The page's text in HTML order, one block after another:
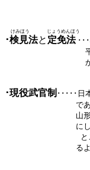
･検見法
けみほう
と 定免法
じょうめんほう
･･･
平
か
･現役武官制 ･････ 日
であ
山形
にし
とこ
るよ